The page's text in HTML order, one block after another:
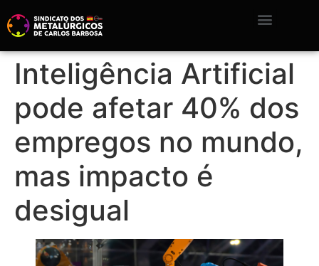
Inteligência Artificial
pode afetar 40% dos
empregos no mundo,
mas impacto é
desigual